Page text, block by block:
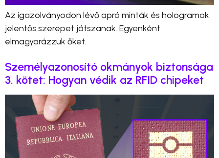
Az igazolványodon lévő apró minták és hologramok
jelentős szerepet játszanak. Egyenként
elmagyarázzuk őket.
Személyazonosító okmányok biztonsága
3. kötet: Hogyan védik az RFID chipeket